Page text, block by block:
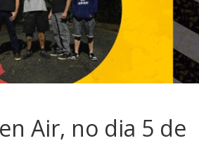
Air, no dia 5 de